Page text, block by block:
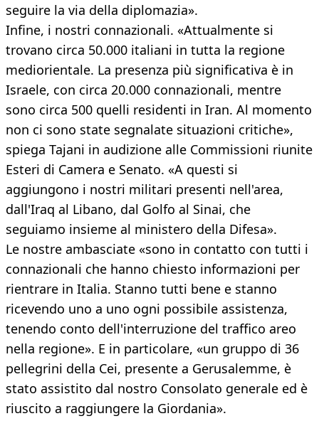
seguire la via della diplomazia».
Infine, i nostri connazionali. «Attualmente si
trovano circa 50.000 italiani in tutta la regione
mediorientale. La presenza più significativa è in
Israele, con circa 20.000 connazionali, mentre
sono circa 500 quelli residenti in Iran. Al momento
non ci sono state segnalate situazioni critiche»,
spiega Tajani in audizione alle Commissioni riunite
Esteri di Camera e Senato. «A questi si
aggiungono i nostri militari presenti nell'area,
dall'Iraq al Libano, dal Golfo al Sinai, che
seguiamo insieme al ministero della Difesa».
Le nostre ambasciate «sono in contatto con tutti i
connazionali che hanno chiesto informazioni per
rientrare in Italia. Stanno tutti bene e stanno
ricevendo uno a uno ogni possibile assistenza,
tenendo conto dell'interruzione del traffico areo
nella regione». E in particolare, «un gruppo di 36
pellegrini della Cei, presente a Gerusalemme, è
stato assistito dal nostro Consolato generale ed è
riuscito a raggiungere la Giordania».